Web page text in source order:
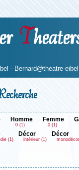
T
- Bernard@theatre-
homme
0 (1)
femme
0 (1)
(1)
décor
intérieur (1)
décor